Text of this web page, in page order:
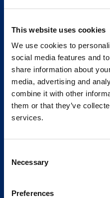
This website uses cookies
We use cookies to
social media features and
share information about
media, advertising and
combine it with other
them or that they’ve
services.
Selection
Necessary
Preferences